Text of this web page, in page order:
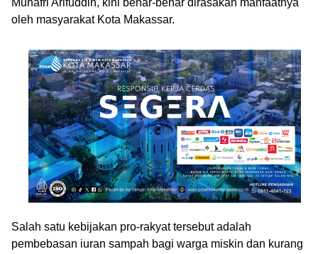
Munafri Arifuddin, kini benar-benar dirasakan manfaatnya
oleh masyarakat Kota Makassar.
Salah satu kebijakan pro-rakyat tersebut adalah
pembebasan iuran sampah bagi warga miskin dan kurang